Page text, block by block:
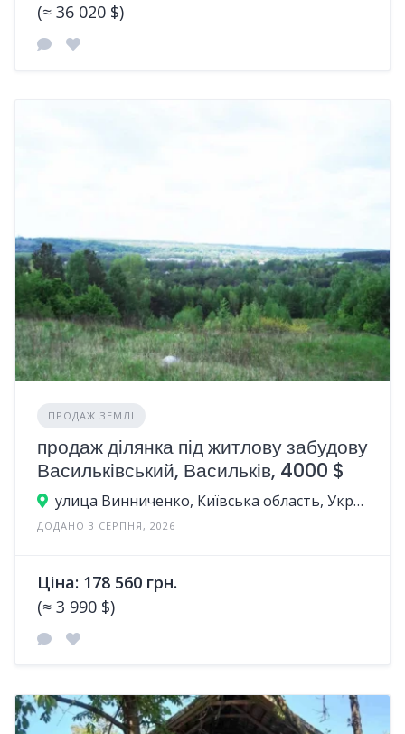
(≈ 36 020 $)
ПРОДАЖ ЗЕМЛІ
продаж ділянка під житлову забудову
Васильківський, Васильків, 4000 $
улица Винниченко, Київська область, Україна
ДОДАНО 3 СЕРПНЯ, 2026
Ціна: 178 560 грн.
(≈ 3 990 $)